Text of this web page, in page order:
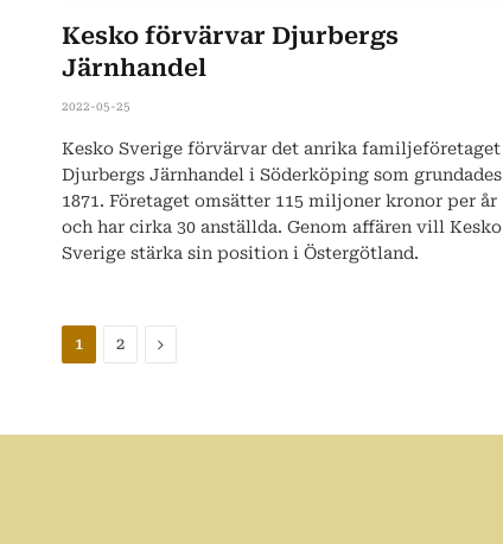
Kesko förvärvar Djurbergs
Järnhandel
2022-05-25
Kesko Sverige förvärvar det anrika familjeföretaget
Djurbergs Järnhandel i Söderköping som grundades
1871. Företaget omsätter 115 miljoner kronor per år
och har cirka 30 anställda. Genom affären vill Kesko
Sverige stärka sin position i Östergötland.
1 2 Nästa